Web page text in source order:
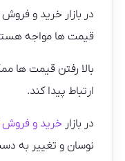
در بازار خرید و
قیمت ها مواجه
بالا رفتن قیمت ها
ارتباط پیدا کند.
در بازارخرید و
نوسان و تغییر به